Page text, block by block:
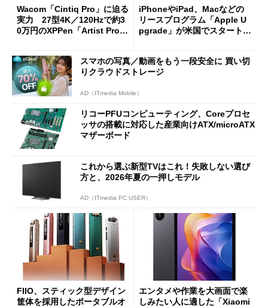
Wacom「Cintiq Pro」に迫る
実力 27型4K／120Hzで約3
0万円のXPPen「Artist Pro 2
iPhoneやiPad、Macなどの
リースプログラム「Apple U
pgrade」が米国でスタート／
ut」が明...
スマホの写真／動画をもう一段安全に 買い切
りクラウドストレージ
AD（ITmedia Mobile）
リコーPFUコンピューティング、Coreプロセ
ッサの搭載に対応した産業向けATX/microATX
マザーボード
これから選ぶ新型TVはこれ！失敗しない選び
方と、2026年夏の一押しモデル
AD（ITmedia PC USER）
FIIO、スティック型デザイン
筐体を採用したポータブルオ
エンタメや作業を大画面で楽
しみたい人に適した「Xiaomi